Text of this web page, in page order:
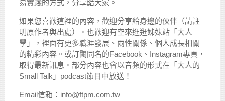
易實踐的方式，分享給大家。
如果您喜歡這裡的內容，歡迎分享給身邊的伙伴（請註
明原作者與出處）。也歡迎有空來逛逛姊妹站「大人
學」，裡面有更多職涯發展、兩性關係、個人成長相關
的精彩內容。或訂閱同名的Facebook、Instagram專頁，
取得最新訊息。部分內容也會以音頻的形式在「大人的
Small Talk」podcast節目中放送！
Email信箱：info@ftpm.com.tw